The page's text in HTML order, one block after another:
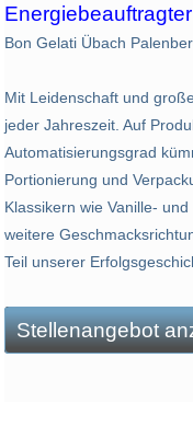
Bon Gelati Übach
Mit Leidenschaft und
jeder Jahreszeit. Auf
Automatisierungsgrad
Portionierung und
Klassikern wie Vanille-
weitere
Teil unserer
Stellenangebot